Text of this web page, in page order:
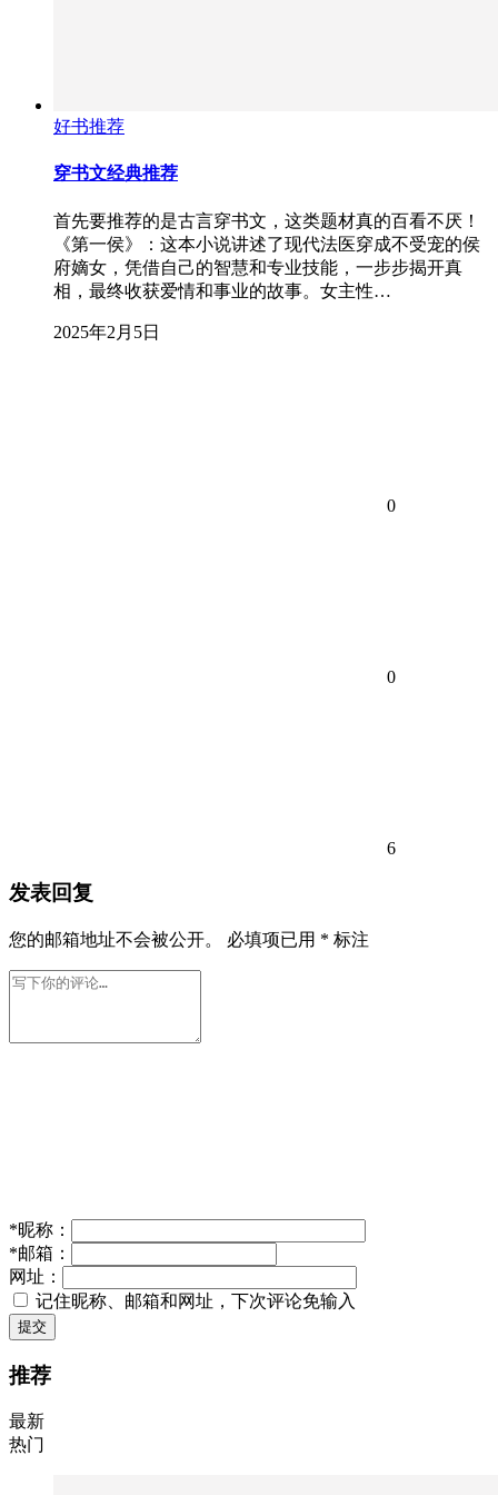
好书推荐
穿书文经典推荐
首先要推荐的是古言穿书文，这类题材真的百看不厌！
《第一侯》：这本小说讲述了现代法医穿成不受宠的侯
府嫡女，凭借自己的智慧和专业技能，一步步揭开真
相，最终收获爱情和事业的故事。女主性…
2025年2月5日
0
0
6
发表回复
您的邮箱地址不会被公开。 必填项已用 * 标注
*昵称：
*邮箱：
网址：
记住昵称、邮箱和网址，下次评论免输入
提交
推荐
最新
热门